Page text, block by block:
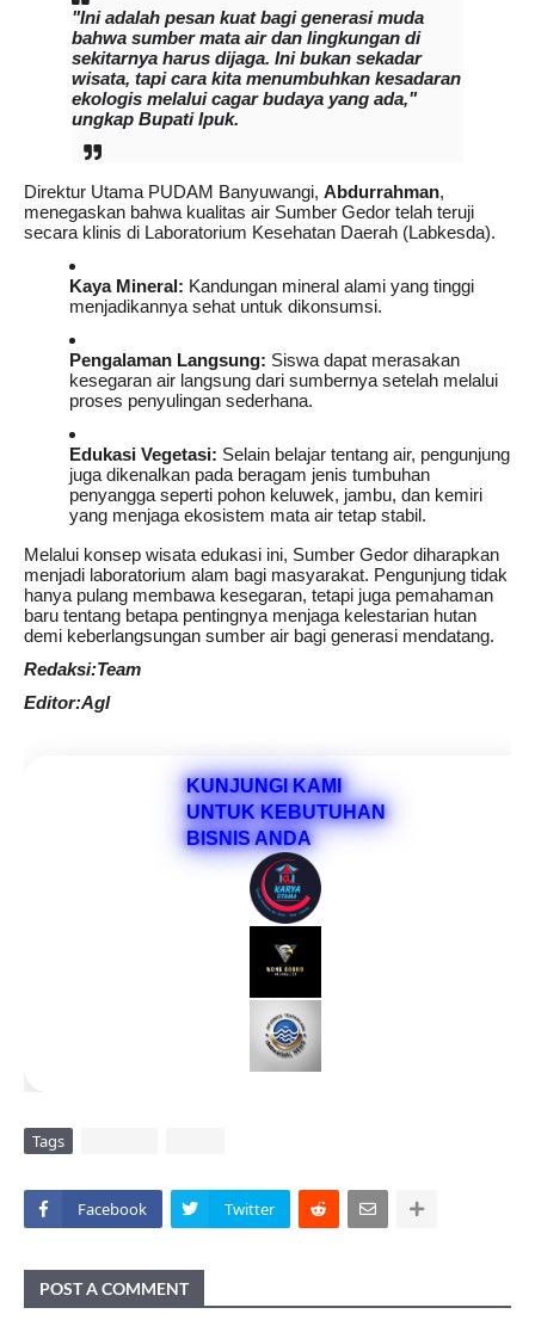
"Ini adalah pesan kuat bagi generasi muda
bahwa sumber mata air dan lingkungan di
sekitarnya harus dijaga. Ini bukan sekadar
wisata, tapi cara kita menumbuhkan kesadaran
ekologis melalui cagar budaya yang ada,"
ungkap Bupati Ipuk.
Direktur Utama PUDAM Banyuwangi, Abdurrahman,
menegaskan bahwa kualitas air Sumber Gedor telah teruji
secara klinis di Laboratorium Kesehatan Daerah (Labkesda).
Kaya Mineral: Kandungan mineral alami yang tinggi
menjadikannya sehat untuk dikonsumsi.
Pengalaman Langsung: Siswa dapat merasakan
kesegaran air langsung dari sumbernya setelah melalui
proses penyulingan sederhana.
Edukasi Vegetasi: Selain belajar tentang air, pengunjung
juga dikenalkan pada beragam jenis tumbuhan
penyangga seperti pohon keluwek, jambu, dan kemiri
yang menjaga ekosistem mata air tetap stabil.
Melalui konsep wisata edukasi ini, Sumber Gedor diharapkan
menjadi laboratorium alam bagi masyarakat. Pengunjung tidak
hanya pulang membawa kesegaran, tetapi juga pemahaman
baru tentang betapa pentingnya menjaga kelestarian hutan
demi keberlangsungan sumber air bagi generasi mendatang.
Redaksi:Team
Editor:Agl
KUNJUNGI KAMI
UNTUK KEBUTUHAN
BISNIS ANDA
Tags
Facebook Twitter
POST A COMMENT